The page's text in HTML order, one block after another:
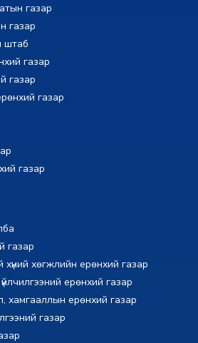
газар
газар
штаб
газар
газар
газар
газар
газар
хөгжлийн ерөнхий газар
ерөнхий газар
хамгааллын ерөнхий газар
газар